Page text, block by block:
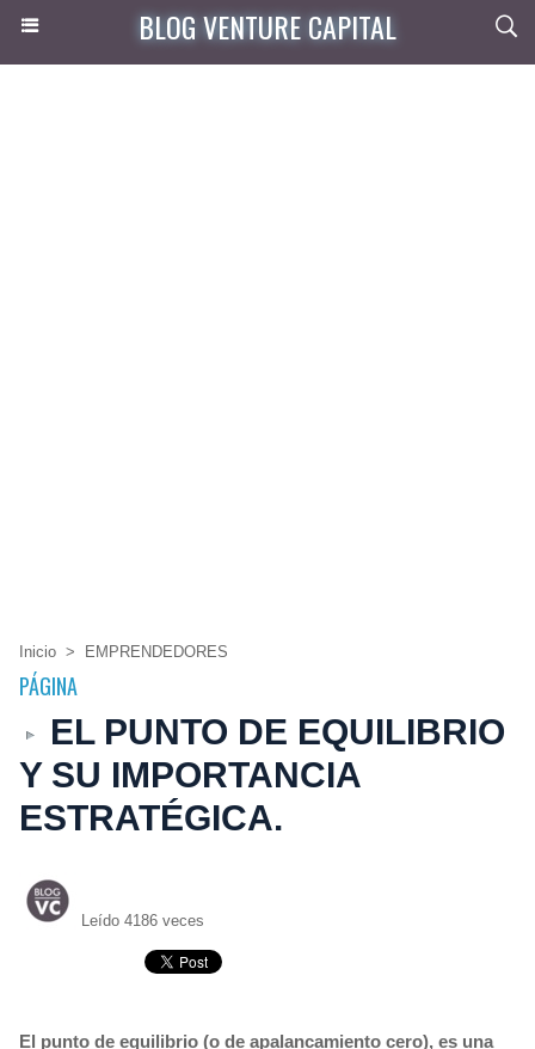
BLOG VENTURE CAPITAL
Inicio > EMPRENDEDORES
PÁGINA
EL PUNTO DE EQUILIBRIO
Y SU IMPORTANCIA
ESTRATÉGICA.
Leído 4186 veces
El punto de equilibrio (o de apalancamiento cero), es una